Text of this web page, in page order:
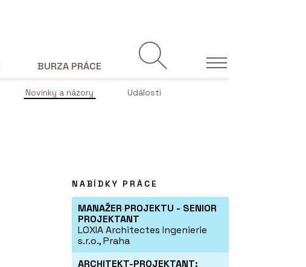
Novinky a názory Události
BURZA PRÁCE
NABÍDKY PRÁCE
MANAŽER PROJEKTU - SENIOR
PROJEKTANT
LOXIA Architectes Ingenierie
s.r.o., Praha
ARCHITEKT-PROJEKTANT: